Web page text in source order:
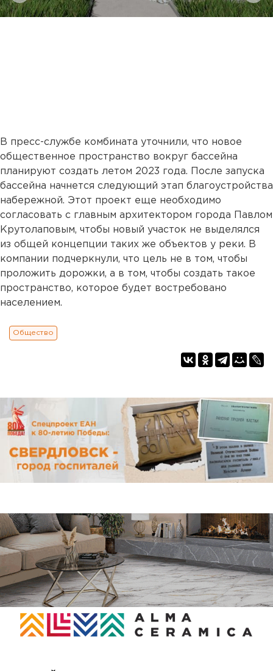
В пресс-службе комбината уточнили, что новое
общественное пространство вокруг бассейна
планируют создать летом 2023 года. После запуска
бассейна начнется следующий этап благоустройства
набережной. Этот проект еще необходимо
согласовать с главным архитектором города Павлом
Крутолаповым, чтобы новый участок не выделялся
из общей концепции таких же объектов у реки. В
компании подчеркнули, что цель не в том, чтобы
проложить дорожки, а в том, чтобы создать такое
пространство, которое будет востребовано
населением.
Общество